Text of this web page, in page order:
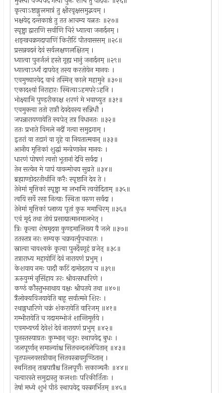
कृत्वाऽष्टाङ्गुलमात्रं तु क्षीरवृक्षसमुद्भवम् ।
भक्षयेद् दन्तकाष्ठं तु तत आचम्य यत्नतः ॥२७॥
स्पृष्ट्वा द्वाराणि सर्वाणि चिरं ध्यात्वा जनार्दनम् ।
शङ्खचक्रगदापाणिं किरीटिं पीतवाससम् ॥२८॥
प्रसन्नवदनं देवं सर्वलक्षणलक्षितम् ।
ध्यात्वा पुनर्जलं हस्ते गृह्य भानुं जनार्दनम् ॥२९॥
ध्यात्वाऽर्ध्यं दापयेत् तस्य करतोयेन मानवः ।
एवमुच्चारयेद् वाचं तस्मिन् काले महामुने ॥३०॥
एकादश्यां निराहारः स्थित्वाऽहमपरेऽहनि ।
भोक्ष्यामि पुण्डरीकाक्ष शरणं मे भवाच्युत ॥३१॥
एवमुक्त्वा ततो रात्रौ देवदेवस्य सन्निधौ ।
जपन्नारायणायेति स्वपेत् तत्र विधानतः ॥३२॥
ततः प्रभाते विमले नदीं गत्वा समुद्रगाम् ।
इतरां वा तडागं वा गृहे वा नियतात्मवान् ॥३३॥
आनीय मृत्तिकां शुद्धां मन्त्रेणानेन मानवः ।
धारणं पोषणं त्वत्तो भूतानां देवि सर्वदा ।
तेन सत्येन मे पापं यावन्मोचय सुव्रते ॥३४॥
ब्रह्माण्डोदरतीर्थानि करैः स्पृष्टानि देव ते ।
तेनेमां मृत्तिकां स्पृष्ट्वा मा लभामि त्वयोदिताम् ॥३५॥
त्वयि सर्वे रसा नित्याः स्थिता वरुण सर्वदा ।
तेनेमां मृत्तिकां प्लाव्य पूतां कुरु ममाचिरम् ॥३६॥
एवं मृदं तथा तोयं प्रसाद्यात्मानमालभेत् ।
त्रिः कृत्वा शेषमृदया कुण्डमालिख्य वै जले ॥३७॥
ततस्तत्र नरः सम्यक् चक्रवर्त्युपचारतः ।
स्नात्वा चावश्यकं कृत्वा पुनर्देवगृहं व्रजेत् ॥३८॥
तत्राराध्य महायोगिं देवं नारायणं प्रभुम् ।
केशवाय नमः पादौ कटिं दामोदराय च ॥३९॥
ऊरुयुग्मं नृसिंहाय उरः श्रीवत्सधारिणे ।
कण्ठं कौस्तुभनाथाय वक्षः श्रीपतये तथा ॥४०॥
त्रैलोक्यविजयायेति बाहू सर्वात्मने शिरः ।
रथाङ्गधारिणे चक्रं शंकरायेति वारिजम् ॥४१॥
गम्भीरायेति च गदामम्भोजं शान्तिमूर्त्तये ।
एवमभ्यर्च्य देवेशं देवं नारायणं प्रभुम् ॥४२॥
पुनस्तस्याग्रतः कुम्भान् चतुरः स्थापयेद् बुधः ।
जलपूर्णान् समाल्यांश्च सितचन्दनलेपितान् ॥४३॥
चूतपल्लवसग्रीवान् सितवस्त्रावगुण्ठितान् ।
स्थगितान् ताम्रपात्रैश्च तिलपूर्णैः सकाञ्चनैः ॥४४॥
चत्वारस्ते समुद्रास्तु कलशाः परिकीर्तिताः ।
तेषां मध्ये शुभं पीठं स्थापयेद् वस्त्रगर्भितम् ॥४५॥